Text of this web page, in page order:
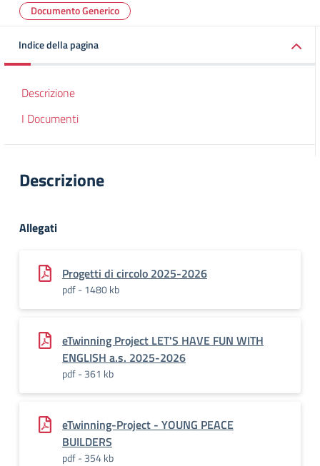
Documento Generico
Indice della pagina
Descrizione
I Documenti
Descrizione
Allegati
Progetti di circolo 2025-2026
pdf - 1480 kb
eTwinning Project LET'S HAVE FUN WITH
ENGLISH a.s. 2025-2026
pdf - 361 kb
eTwinning-Project - YOUNG PEACE
BUILDERS
pdf - 354 kb